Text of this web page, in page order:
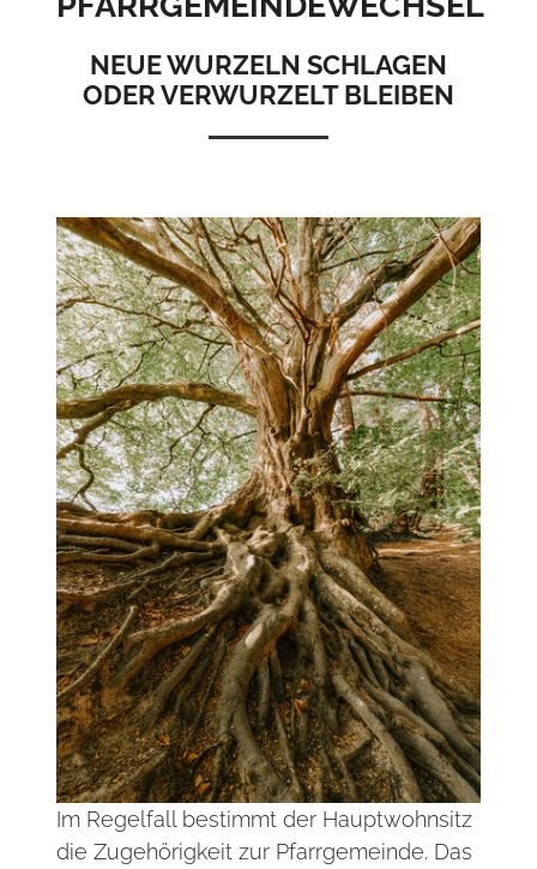
NEUE WURZELN SCHLAGEN
ODER VERWURZELT BLEIBEN
Im Regelfall bestimmt der Hauptwohnsitz
die Zugehörigkeit zur Pfarrgemeinde. Das